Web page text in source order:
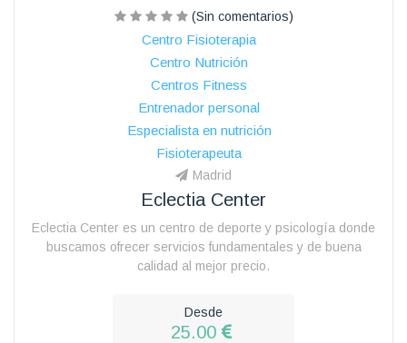
(Sin comentarios)
Centro Fisioterapia
Centro Nutrición
Centros Fitness
Entrenador personal
Especialista en nutrición
Fisioterapeuta
Madrid
Eclectia Center
Eclectia Center es un centro de deporte y psicología donde
buscamos ofrecer servicios fundamentales y de buena
calidad al mejor precio.
Desde
25.00